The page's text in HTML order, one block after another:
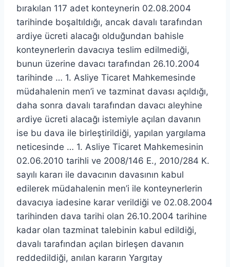
bırakılan 117 adet konteynerin 02.08.2004
tarihinde boşaltıldığı, ancak davalı tarafından
ardiye ücreti alacağı olduğundan bahisle
konteynerlerin davacıya teslim edilmediği,
bunun üzerine davacı tarafından 26.10.2004
tarihinde … 1. Asliye Ticaret Mahkemesinde
müdahalenin men’i ve tazminat davası açıldığı,
daha sonra davalı tarafından davacı aleyhine
ardiye ücreti alacağı istemiyle açılan davanın
ise bu dava ile birleştirildiği, yapılan yargılama
neticesinde … 1. Asliye Ticaret Mahkemesinin
02.06.2010 tarihli ve 2008/146 E., 2010/284 K.
sayılı kararı ile davacının davasının kabul
edilerek müdahalenin men’i ile konteynerlerin
davacıya iadesine karar verildiği ve 02.08.2004
tarihinden dava tarihi olan 26.10.2004 tarihine
kadar olan tazminat talebinin kabul edildiği,
davalı tarafından açılan birleşen davanın
reddedildiği, anılan kararın Yargıtay